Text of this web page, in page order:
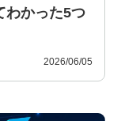
わかった5つ
2026/06/05